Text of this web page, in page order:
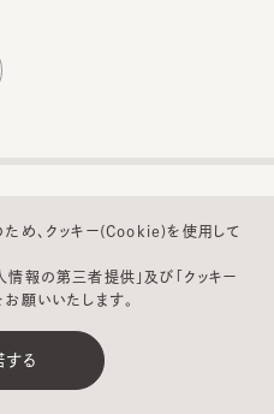
Rights Reserved.
ため、クッキー(Cookie)を使用して
情報の第三者提供」及び「クッキー
願いいたします。
する